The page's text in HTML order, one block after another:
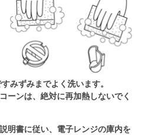
みずみまでよく洗います。
ーンは、絶対に再加熱しないでく
明書に従い、電子レンジの庫内を